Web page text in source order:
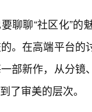
聊聊“社区化”
。在高端平台
部新作，从分
了审美的层次。